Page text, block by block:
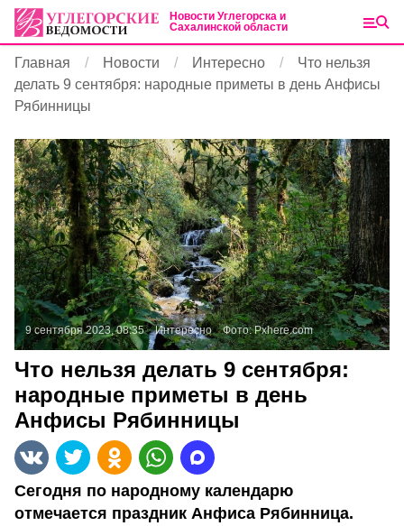
Новости Углегорска и
Сахалинской области
Главная Новости Интересно
Что нельзя
делать 9 сентября: народные приметы в день Анфисы
Рябинницы
9 сентября 2023, 08:35 Интересно Фото:Pxhere.com
Что нельзя делать 9 сентября:
народные приметы в день
Анфисы Рябинницы
Сегодня по народному календарю
отмечается праздник Анфиса Рябинница.